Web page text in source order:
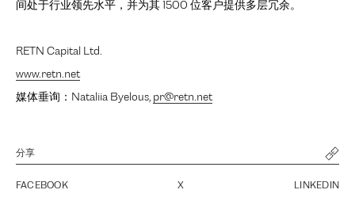
间处于行业领先水平，并为其 1500 位客户提供多层冗余。
RETN Capital Ltd.
www.retn.net
媒体垂询：Nataliia Byelous, pr@retn.net
分享
FACEBOOK X LINKEDIN